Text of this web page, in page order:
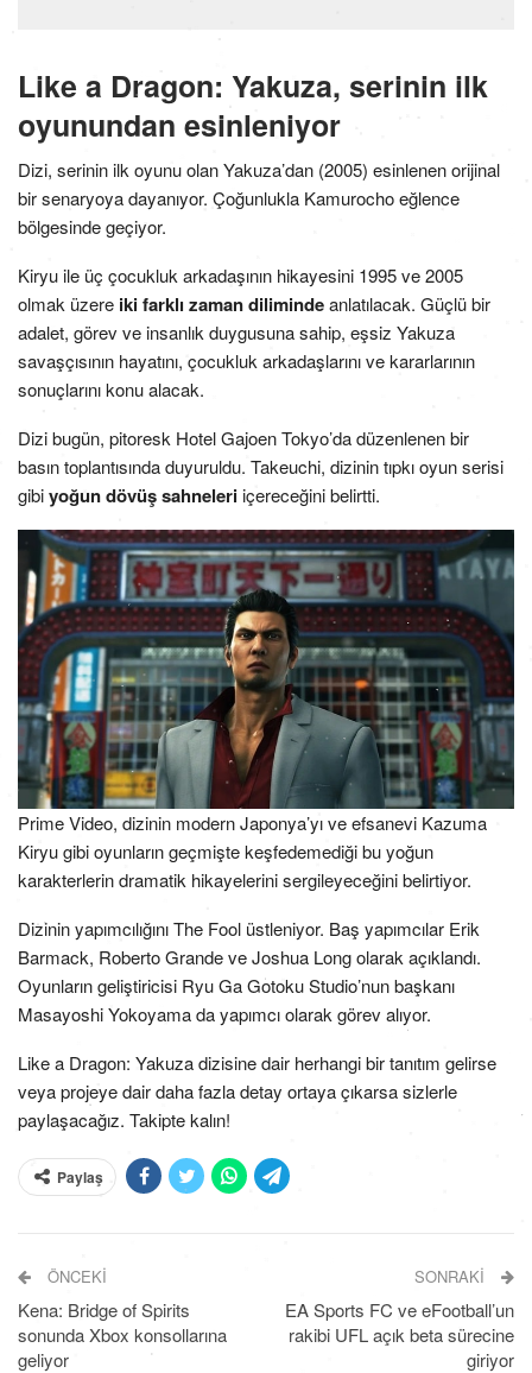
Like a Dragon: Yakuza, serinin ilk
oyunundan esinleniyor
Dizi, serinin ilk oyunu olan Yakuza’dan (2005) esinlenen orijinal
bir senaryoya dayanıyor. Çoğunlukla Kamurocho eğlence
bölgesinde geçiyor.
Kiryu ile üç çocukluk arkadaşının hikayesini 1995 ve 2005
olmak üzere iki farklı zaman dilimindeanlatılacak. Güçlü bir
adalet, görev ve insanlık duygusuna sahip, eşsiz Yakuza
savaşçısının hayatını, çocukluk arkadaşlarını ve kararlarının
sonuçlarını konu alacak.
Dizi bugün, pitoresk Hotel Gajoen Tokyo’da düzenlenen bir
basın toplantısında duyuruldu. Takeuchi, dizinin ​tıpkı oyun serisi
gibiyoğun dövüş sahneleriiçereceğini belirtti.
Prime Video, dizinin modern Japonya’yı ve efsanevi Kazuma
Kiryu gibi oyunların geçmişte keşfedemediği bu yoğun
karakterlerin dramatik hikayelerini sergileyeceğini belirtiyor.
Dizinin yapımcılığını The Fool üstleniyor. Baş yapımcılar Erik
Barmack, Roberto Grande ve Joshua Long olarak açıklandı.
Oyunların geliştiricisi Ryu Ga Gotoku Studio’nun başkanı
Masayoshi Yokoyama da yapımcı olarak görev alıyor.
Like a Dragon: Yakuza dizisine dair herhangi bir tanıtım gelirse
veya projeye dair daha fazla detay ortaya çıkarsa sizlerle
paylaşacağız. Takipte kalın!
Paylaş
ÖNCEKI
Kena: Bridge of Spirits
sonunda Xbox konsollarına
geliyor
SONRAKI
EA Sports FC ve eFootball’un
rakibi UFL açık beta sürecine
giriyor